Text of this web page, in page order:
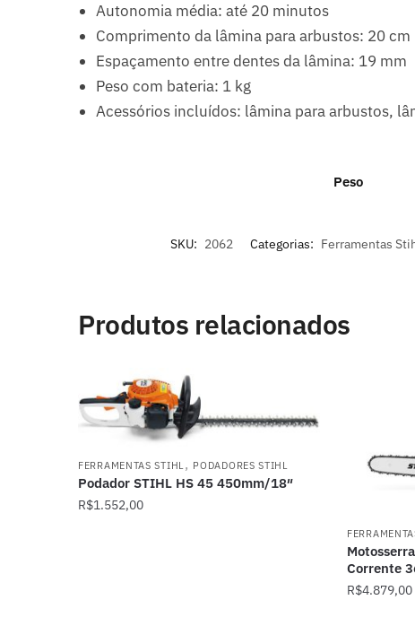
Autonomia média: até 20 minutos
Comprimento da lâmina para arbustos: 20 cm
Espaçamento entre dentes da lâmina: 19 mm
Peso com bateria: 1 kg
Acessórios incluídos: lâmina para arbustos,
Peso
SKU: 2062 Categorias: Ferramentas
Produtos relacionados
FERRAMENTAS STIHL , PODADORES STIHL
Podador STIHL HS 45 450mm/18″
R$1.552,00
Corrente
R$4.879,00